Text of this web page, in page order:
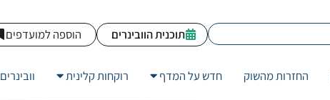
הוספה למועדפים תוכנית הוובינרים
החזרות מהשוק חדש על המדף רוקחות קלינית וובינרים